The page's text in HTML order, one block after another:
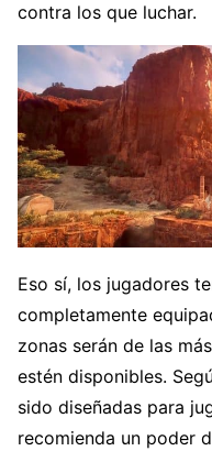
contra los que luchar.
Eso sí, los jugadores
completamente
zonas serán de las
estén disponibles.
sido diseñadas para
recomienda un poder